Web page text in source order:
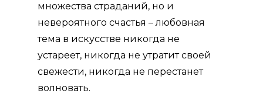
множества страданий, но и
невероятного счастья – любовная
тема в искусстве никогда не
устареет, никогда не утратит своей
свежести, никогда не перестанет
волновать.